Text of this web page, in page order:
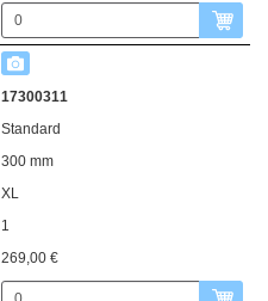
17300311
Standard
300 mm
XL
1
269,00 €